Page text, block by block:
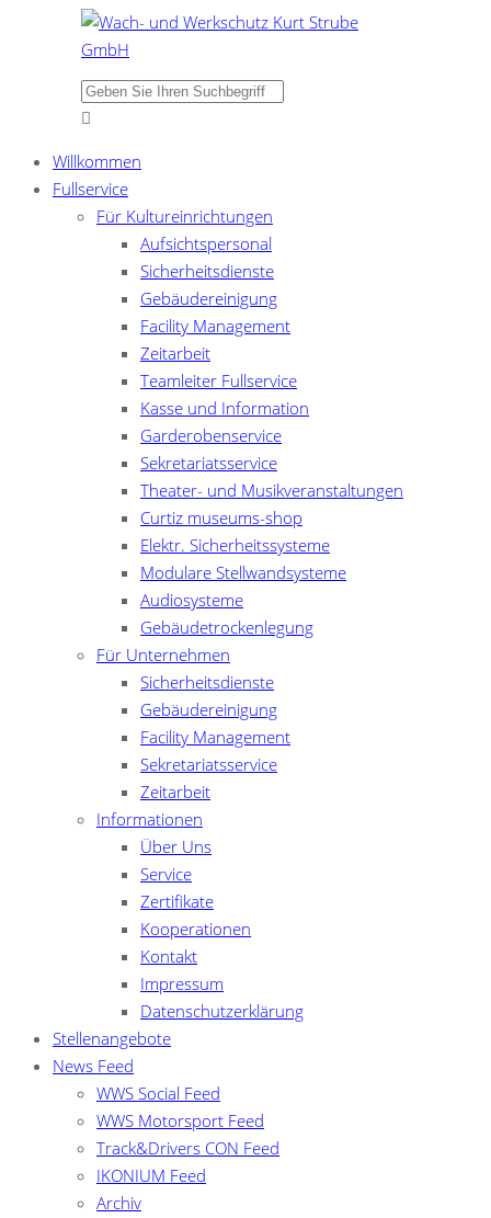
Willkommen
Fullservice
Für Kultureinrichtungen
Aufsichtspersonal
Sicherheitsdienste
Gebäudereinigung
Facility Management
Zeitarbeit
Teamleiter Fullservice
Kasse und Information
Garderobenservice
Sekretariatsservice
Theater- und Musikveranstaltungen
Curtiz museums-shop
Elektr. Sicherheitssysteme
Modulare Stellwandsysteme
Audiosysteme
Gebäudetrockenlegung
Für Unternehmen
Sicherheitsdienste
Gebäudereinigung
Facility Management
Sekretariatsservice
Zeitarbeit
Informationen
Über Uns
Service
Zertifikate
Kooperationen
Kontakt
Impressum
Datenschutzerklärung
Stellenangebote
News Feed
WWS Social Feed
WWS Motorsport Feed
Track&Drivers CON Feed
IKONIUM Feed
Archiv